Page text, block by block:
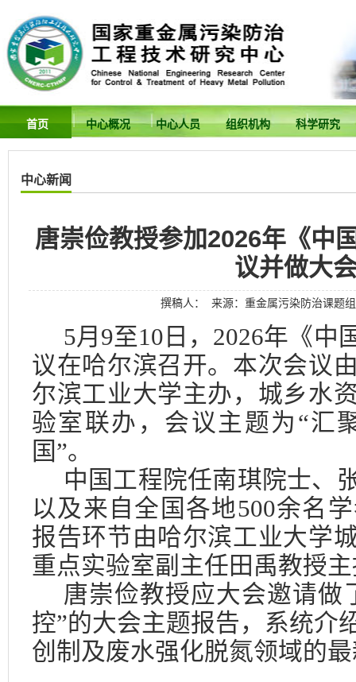
首页 中心概况 中心人员 组织机构 科学研究
中心新闻
唐崇俭教授参加2026年《中
议并做大
撰稿人： 来源：重金属污染防治课题
5月 9至10 日， 2026年《中
议在哈尔滨召开。本次会议
尔滨工业大学主办，城乡水
验室联办，会议主题为“汇
国”。
中国工程院任南琪院士、
以及来自全国各地500余名
报告环节由哈尔滨工业大学
重点实验室副主任田禹教授
唐崇俭教授应大会邀请做
控”的大会主题报告，系统介
创制及废水强化脱氮领域的